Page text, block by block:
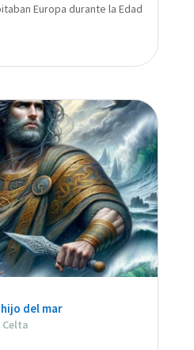
Europa durante la Edad
hijo del mar